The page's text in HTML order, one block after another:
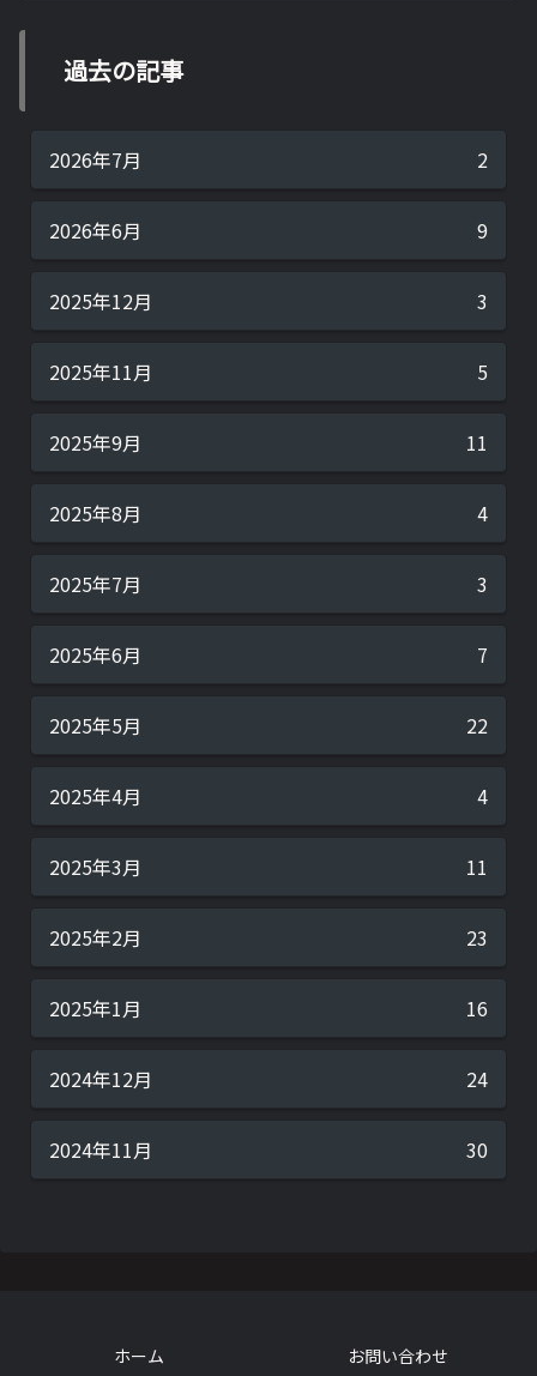
過去の記事
2026年7月 2
2026年6月 9
2025年12月 3
2025年11月 5
2025年9月 11
2025年8月 4
2025年7月 3
2025年6月 7
2025年5月 22
2025年4月 4
2025年3月 11
2025年2月 23
2025年1月 16
2024年12月 24
2024年11月 30
ホーム お問い合わせ